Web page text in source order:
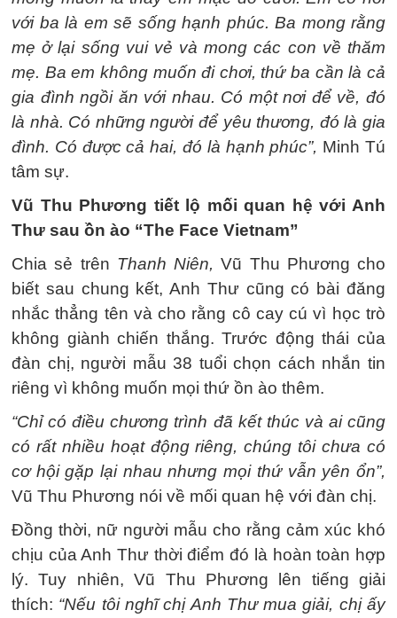
với ba là em sẽ sống hạnh phúc. Ba mong rằng
mẹ ở lại sống vui vẻ và mong các con về thăm
mẹ. Ba em không muốn đi chơi, thứ ba cần là cả
gia đình ngồi ăn với nhau. Có một nơi để về, đó
là nhà. Có những người để yêu thương, đó là gia
đình. Có được cả hai, đó là hạnh phúc”, Minh Tú
tâm sự.
Vũ Thu Phương tiết lộ mối quan hệ với Anh
Thư sau ồn ào “The Face Vietnam”
Chia sẻ trên Thanh Niên, Vũ Thu Phương cho
biết sau chung kết, Anh Thư cũng có bài đăng
nhắc thẳng tên và cho rằng cô cay cú vì học trò
không giành chiến thắng. Trước động thái của
đàn chị, người mẫu 38 tuổi chọn cách nhắn tin
riêng vì không muốn mọi thứ ồn ào thêm.
“Chỉ có điều chương trình đã kết thúc và ai cũng
có rất nhiều hoạt động riêng, chúng tôi chưa có
cơ hội gặp lại nhau nhưng mọi thứ vẫn yên ổn”,
Vũ Thu Phương nói về mối quan hệ với đàn chị.
Đồng thời, nữ người mẫu cho rằng cảm xúc khó
chịu của Anh Thư thời điểm đó là hoàn toàn hợp
lý. Tuy nhiên, Vũ Thu Phương lên tiếng giải
thích: “Nếu tôi nghĩ chị Anh Thư mua giải, chị ấy